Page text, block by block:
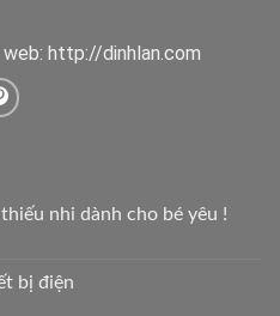
web: http://dinhlan.com
nhi dành cho bé yêu !
bị điện